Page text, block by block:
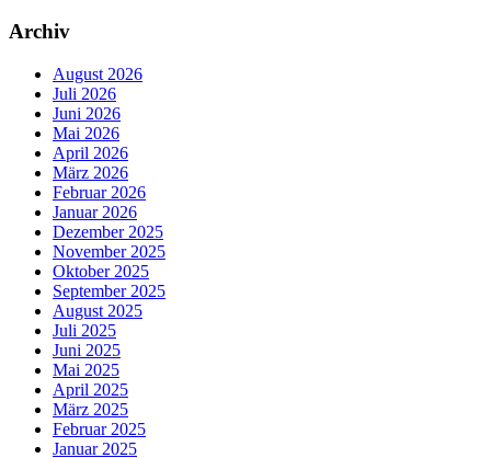
Archiv
August 2026
Juli 2026
Juni 2026
Mai 2026
April 2026
März 2026
Februar 2026
Januar 2026
Dezember 2025
November 2025
Oktober 2025
September 2025
August 2025
Juli 2025
Juni 2025
Mai 2025
April 2025
März 2025
Februar 2025
Januar 2025